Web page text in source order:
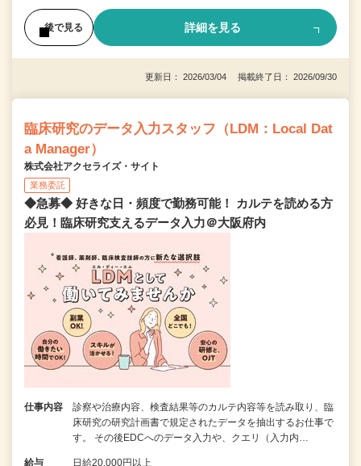
後で見る 詳細を見る
更新日： 2026/03/04 掲載終了日： 2026/09/30
臨床研究のデータ入力スタッフ（LDM：Local Dat
a Manager）
株式会社アクセライズ・サイト
業務委託
◆急募◆ 好きな日・頻度で勤務可能！ カルテを読める方
必見！臨床研究支えるデータ入力＠大阪府内
仕事内容
診察や治療内容、検査結果等のカルテ内容等を読み取り、臨
床研究の研究計画書で規定されたデータを抽出するお仕事で
す。 その後EDCへのデータ入力や、クエリ（入力内…
給与 日給20,000円以上